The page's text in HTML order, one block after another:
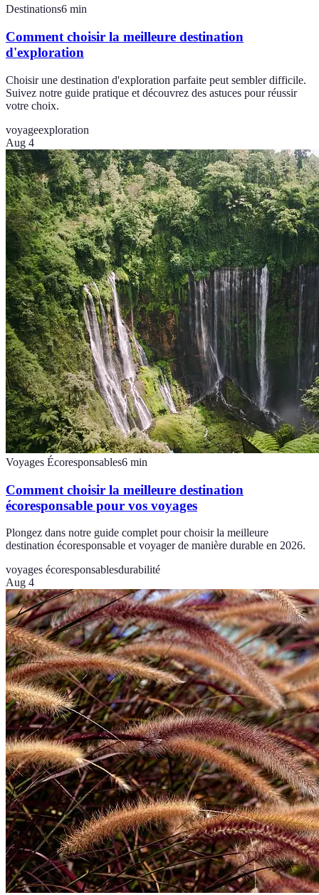
Destinations6 min
Comment choisir la meilleure destination
d'exploration
Choisir une destination d'exploration parfaite peut sembler difficile.
Suivez notre guide pratique et découvrez des astuces pour réussir
votre choix.
voyageexploration
Aug 4
Voyages Écoresponsables6 min
Comment choisir la meilleure destination
écoresponsable pour vos voyages
Plongez dans notre guide complet pour choisir la meilleure
destination écoresponsable et voyager de manière durable en 2026.
voyages écoresponsablesdurabilité
Aug 4